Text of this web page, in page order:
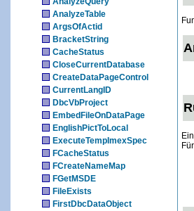
AnalyzeTable
ArgsOfActid
BracketString
CacheStatus
CloseCurrentDatabase
CreateDataPageControl
CurrentLangID
DbcVbProject
EmbedFileOnDataPage
EnglishPictToLocal
ExecuteTempImexSpec
FCacheStatus
FCreateNameMap
FGetMSDE
FileExists
FirstDbcDataObject